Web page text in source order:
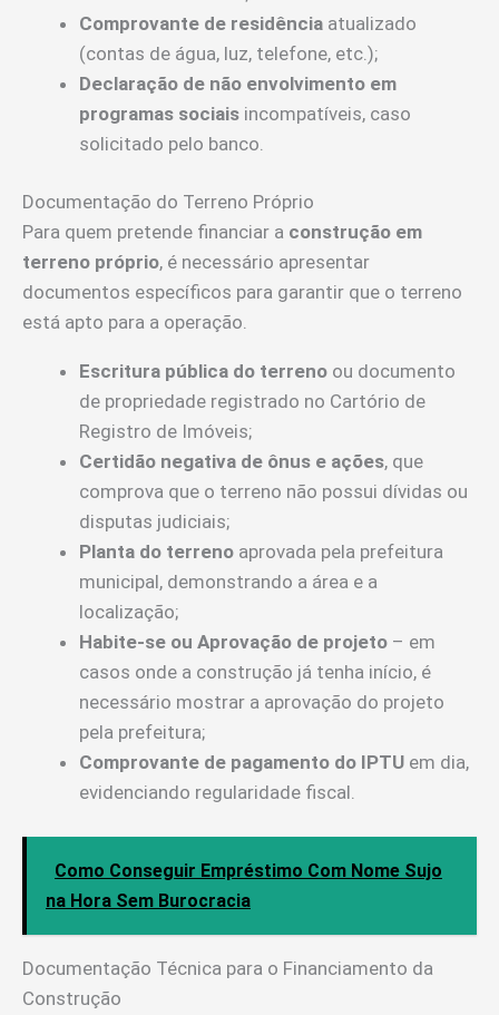
Comprovante de residência atualizado
(contas de água, luz, telefone, etc.);
Declaração de não envolvimento em
programas sociais incompatíveis, caso
solicitado pelo banco.
Documentação do Terreno Próprio
Para quem pretende financiar a construção em
terreno próprio, é necessário apresentar
documentos específicos para garantir que o terreno
está apto para a operação.
Escritura pública do terreno ou documento
de propriedade registrado no Cartório de
Registro de Imóveis;
Certidão negativa de ônus e ações, que
comprova que o terreno não possui dívidas ou
disputas judiciais;
Planta do terreno aprovada pela prefeitura
municipal, demonstrando a área e a
localização;
Habite-se ou Aprovação de projeto – em
casos onde a construção já tenha início, é
necessário mostrar a aprovação do projeto
pela prefeitura;
Comprovante de pagamento do IPTU em dia,
evidenciando regularidade fiscal.
Como Conseguir Empréstimo Com Nome Sujo
na Hora Sem Burocracia
Documentação Técnica para o Financiamento da
Construção